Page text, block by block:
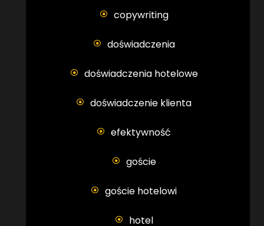
copywriting
doświadczenia
doświadczenia hotelowe
doświadczenie klienta
efektywność
goście
goście hotelowi
hotel